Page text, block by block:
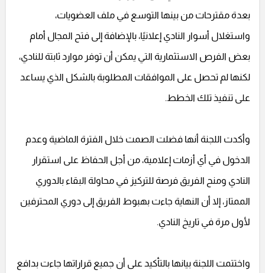
بعدة مقترحات من بينها التوسع في ملف العضويات،
واستغلال أسوار النادي إعلانيًا، بالإضافة إلى فتح المجال أمام
بعض الفرص الاستثمارية التي يمكن أن توفر موارد ثابتة للنادي،
لكنها لم تحصل على الموافقات المطلوبة بالشكل الذي يساعد
على تنفيذ تلك الخطط.
وأكدت اللجنة أنها فضلت الصمت خلال الفترة الماضية وعدم
الدخول في أي أزمات إعلامية، من أجل الحفاظ على استقرار
النادي ومنح الفريق فرصة للتركيز في محاولة البقاء بالدوري
الممتاز، إلا أن النهاية جاءت بهبوط الفريق إلى دوري المحترفين
لأول مرة في تاريخ النادي.
واختتمت اللجنة بيانها بالتأكيد على أن جميع قراراتها جاءت بدافع